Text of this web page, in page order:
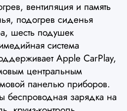
вентиляция и память
подогрев сиденья
шесть подушек
система
Apple CarPlay,
центральным
панелью приборов.
беспроводная зарядка на